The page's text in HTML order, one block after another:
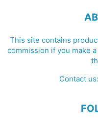
This site contains
commission if you make
Contact us: